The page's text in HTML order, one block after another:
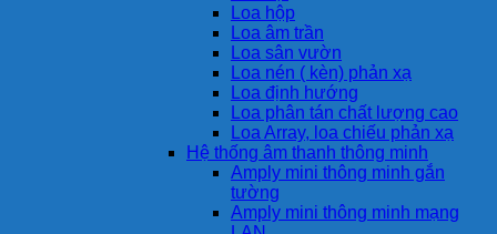
Loa hộp
Loa âm trần
Loa sân vườn
Loa nén ( kèn) phản xạ
Loa định hướng
Loa phân tán chất lượng cao
Loa Array, loa chiếu phản xạ
Hệ thống âm thanh thông minh
Amply mini thông minh gắn
tường
Amply mini thông minh mạng